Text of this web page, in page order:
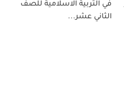
في التربية الاسلامية للصف
الثاني عشر...